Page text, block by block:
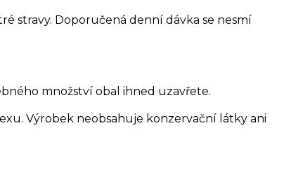
stravy. Doporučená denní dávka se nesmí
množství obal ihned uzavřete.
Výrobek neobsahuje konzervační látky ani